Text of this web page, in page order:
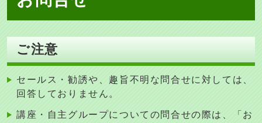
ご注意
セールス・勧誘や、趣旨不明な問合せに対しては、
回答しておりません。
講座・自主グループについての問合せの際は、「お